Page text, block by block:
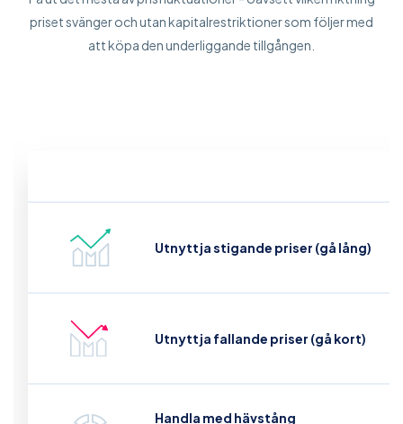
priset svänger och utan kapitalrestriktioner som följer med
att köpa den underliggande tillgången.
Utnyttja stigande priser (gå lång)
Utnyttja fallande priser (gå kort)
Handla med hävstång